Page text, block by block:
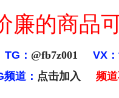
廉的商品
： @fb7z001
VX：
道： 点击加入 频道